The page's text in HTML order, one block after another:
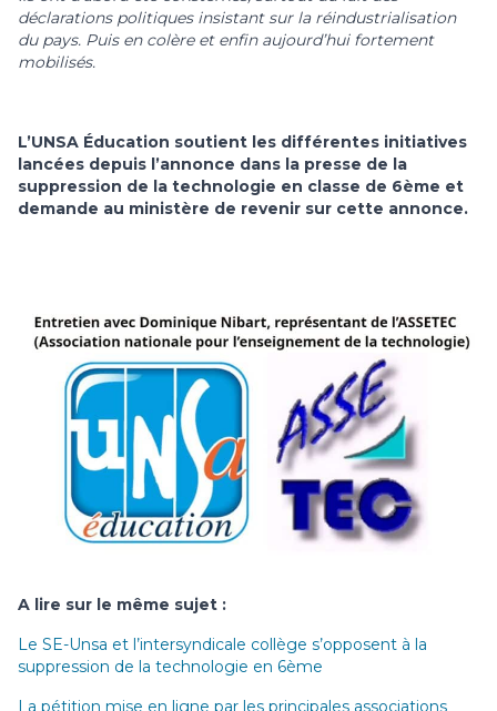
déclarations politiques insistant sur la réindustrialisation
du pays. Puis en colère et enfin aujourd’hui fortement
mobilisés.
L’UNSA Éducation soutient les différentes initiatives
lancées depuis l’annonce dans la presse de la
suppression de la technologie en classe de 6ème et
demande au ministère de revenir sur cette annonce.
A lire sur le même sujet :
Le SE-Unsa et l’intersyndicale collège s’opposent à la
suppression de la technologie en 6ème